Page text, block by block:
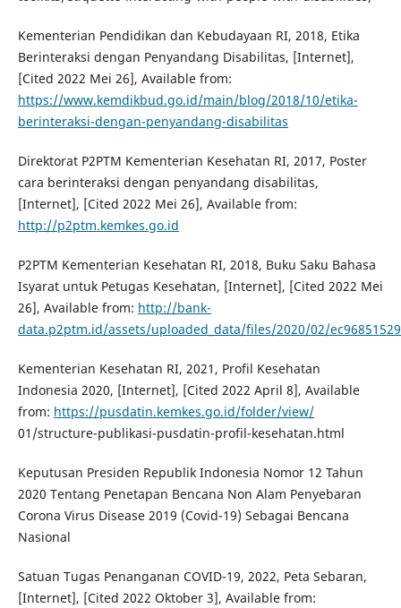
Kementerian Pendidikan dan Kebudayaan RI, 2018, Etika
Berinteraksi dengan Penyandang Disabilitas, [Internet],
[Cited 2022 Mei 26], Available from:
https://www.kemdikbud.go.id/main/blog/2018/10/etika-
berinteraksi-dengan-penyandang-disabilitas
Direktorat P2PTM Kementerian Kesehatan RI, 2017, Poster
cara berinteraksi dengan penyandang disabilitas,
[Internet], [Cited 2022 Mei 26], Available from:
http://p2ptm.kemkes.go.id
P2PTM Kementerian Kesehatan RI, 2018, Buku Saku Bahasa
Isyarat untuk Petugas Kesehatan, [Internet], [Cited 2022 Mei
26], Available from: http://bank-
data.p2ptm.id/assets/uploaded_data/files/2020/02/
Kementerian Kesehatan RI, 2021, Profil Kesehatan
Indonesia 2020, [Internet], [Cited 2022 April 8], Available
from: https://pusdatin.kemkes.go.id/folder/view/
01/structure-publikasi-pusdatin-profil-kesehatan.html
Keputusan Presiden Republik Indonesia Nomor 12 Tahun
2020 Tentang Penetapan Bencana Non Alam Penyebaran
Corona Virus Disease 2019 (Covid-19) Sebagai Bencana
Nasional
Satuan Tugas Penanganan COVID-19, 2022, Peta Sebaran,
[Internet], [Cited 2022 Oktober 3], Available from: